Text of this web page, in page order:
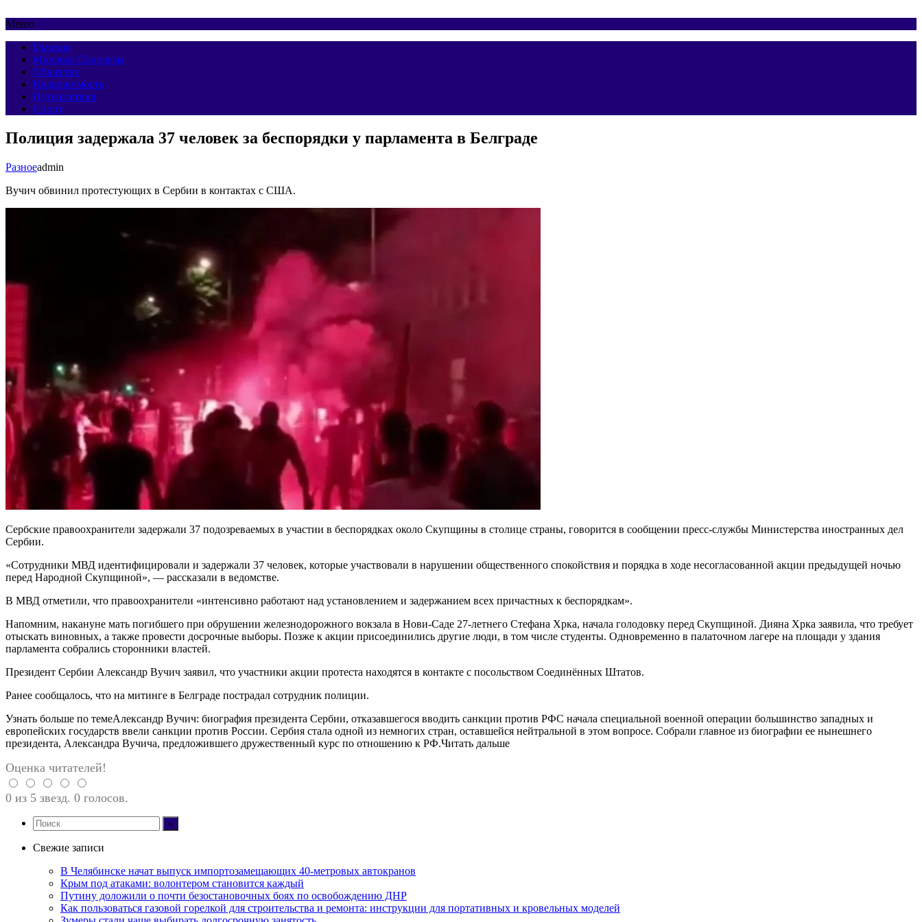
Меню
Главная
Мировая Панорама
Общество
Недвижимость
Путешествия
Спорт
Полиция задержала 37 человек за беспорядки у парламента в Белграде
Разноеadmin
Вучич обвинил протестующих в Сербии в контактах с США.
Сербские правоохранители задержали 37 подозреваемых в участии в беспорядках около Скупщины в столице страны, говорится в сообщении пресс-службы Министерства иностранных дел
Сербии.
«Сотрудники МВД идентифицировали и задержали 37 человек, которые участвовали в нарушении общественного спокойствия и порядка в ходе несогласованной акции предыдущей ночью
перед Народной Скупщиной», — рассказали в ведомстве.
В МВД отметили, что правоохранители «интенсивно работают над установлением и задержанием всех причастных к беспорядкам».
Напомним, накануне мать погибшего при обрушении железнодорожного вокзала в Нови-Саде 27-летнего Стефана Хрка, начала голодовку перед Скупщиной. Дияна Хрка заявила, что требует
отыскать виновных, а также провести досрочные выборы. Позже к акции присоединились другие люди, в том числе студенты. Одновременно в палаточном лагере на площади у здания
парламента собрались сторонники властей.
Президент Сербии Александр Вучич заявил, что участники акции протеста находятся в контакте с посольством Соединённых Штатов.
Ранее сообщалось, что на митинге в Белграде пострадал сотрудник полиции.
Узнать больше по темеАлександр Вучич: биография президента Сербии, отказавшегося вводить санкции против РФС начала специальной военной операции большинство западных и
европейских государств ввели санкции против России. Сербия стала одной из немногих стран, оставшейся нейтральной в этом вопросе. Собрали главное из биографии ее нынешнего
президента, Александра Вучича, предложившего дружественный курс по отношению к РФ.Читать дальше
Оценка читателей!
0 из 5 звезд. 0 голосов.
Свежие записи
В Челябинске начат выпуск импортозамещающих 40-метровых автокранов
Крым под атаками: волонтером становится каждый
Путину доложили о почти безостановочных боях по освобождению ДНР
Как пользоваться газовой горелкой для строительства и ремонта: инструкции для портативных и кровельных моделей